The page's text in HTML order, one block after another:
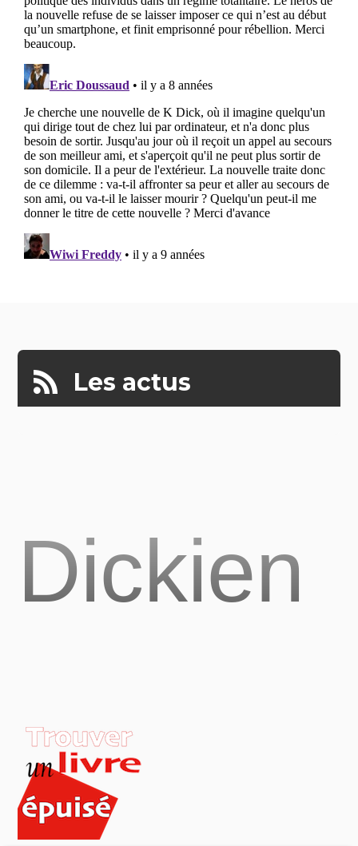
Les actus
Dickien